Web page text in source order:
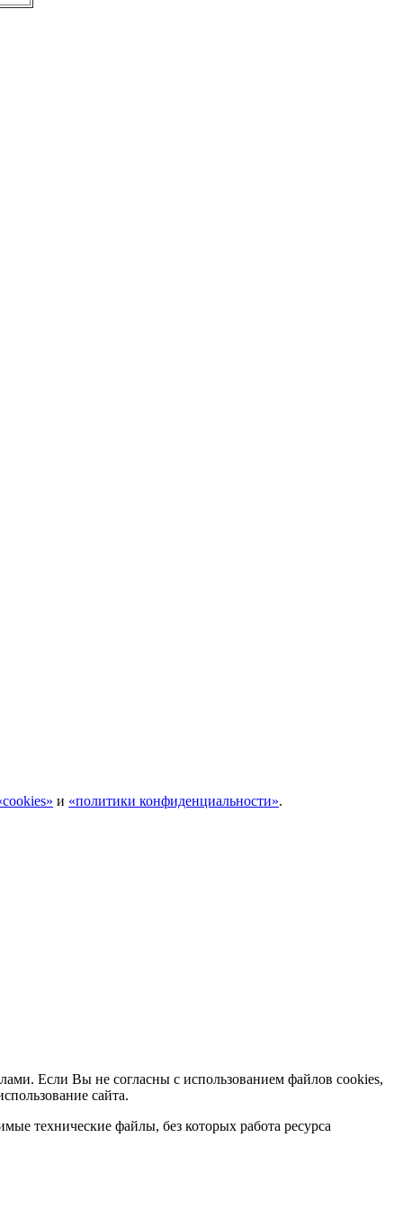
и «политики конфиденциальности».
Если Вы не согласны с использованием файлов cookies,
сайта.
технические файлы, без которых работа ресурса